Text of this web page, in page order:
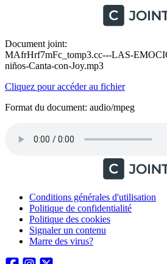
Document joint:
MAfrHrf7mFc_tomp3.cc---LAS-
niños-Canta-con-Joy.mp3
Cliquez pour accéder au fichier
Format du document: audio/mpeg
Conditions générales d'utilisation
Politique de confidentialité
Politique des cookies
Signaler un contenu
Marre des virus?